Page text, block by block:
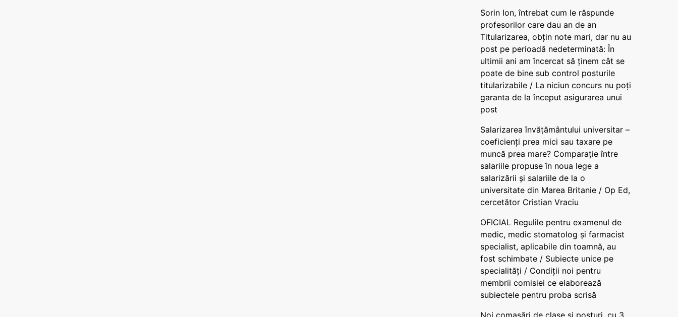
Sorin Ion, întrebat cum le răspunde
profesorilor care dau an de an
Titularizarea, obțin note mari, dar nu au
post pe perioadă nedeterminată: În
ultimii ani am încercat să ținem cât se
poate de bine sub control posturile
titularizabile / La niciun concurs nu poți
garanta de la început asigurarea unui
post
Salarizarea învățământului universitar –
coeficienți prea mici sau taxare pe
muncă prea mare? Comparație între
salariile propuse în noua lege a
salarizării și salariile de la o
universitate din Marea Britanie / Op Ed,
cercetător Cristian Vraciu
OFICIAL Regulile pentru examenul de
medic, medic stomatolog și farmacist
specialist, aplicabile din toamnă, au
fost schimbate / Subiecte unice pe
specialități / Condiții noi pentru
membrii comisiei ce elaborează
subiectele pentru proba scrisă
Noi comasări de clase și posturi, cu 3